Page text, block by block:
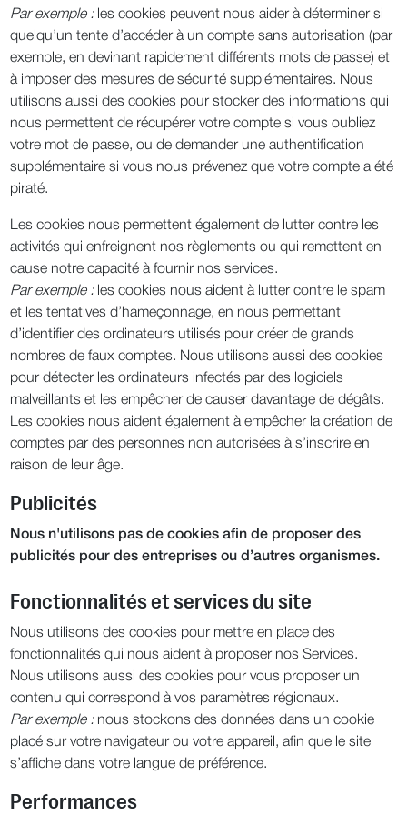
Par exemple :les cookies peuvent nous aider à déterminer si
quelqu’un tente d’accéder à un compte sans autorisation (par
exemple, en devinant rapidement différents mots de passe) et
à imposer des mesures de sécurité supplémentaires. Nous
utilisons aussi des cookies pour stocker des informations qui
nous permettent de récupérer votre compte si vous oubliez
votre mot de passe, ou de demander une authentification
supplémentaire si vous nous prévenez que votre compte a été
piraté.
Les cookies nous permettent également de lutter contre les
activités qui enfreignent nos règlements ou qui remettent en
cause notre capacité à fournir nos services.
Par exemple :les cookies nous aident à lutter contre le spam
et les tentatives d’hameçonnage, en nous permettant
d’identifier des ordinateurs utilisés pour créer de grands
nombres de faux comptes. Nous utilisons aussi des cookies
pour détecter les ordinateurs infectés par des logiciels
malveillants et les empêcher de causer davantage de dégâts.
Les cookies nous aident également à empêcher la création de
comptes par des personnes non autorisées à s’inscrire en
raison de leur âge.
Publicités
Nous n'utilisons pas de cookies afin de proposer des
publicités pour des entreprises ou d’autres organismes.
Fonctionnalités et services du site
Nous utilisons des cookies pour mettre en place des
fonctionnalités qui nous aident à proposer nos Services.
Nous utilisons aussi des cookies pour vous proposer un
contenu qui correspond à vos paramètres régionaux.
Par exemple :nous stockons des données dans un cookie
placé sur votre navigateur ou votre appareil, afin que le site
s’affiche dans votre langue de préférence.
Performances